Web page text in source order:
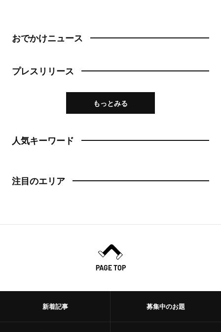
おでかけニュース
プレスリリース
もっとみる
人気キーワード
注目のエリア
PAGE TOP
新着記事 募集中のお題